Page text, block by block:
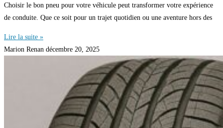
Choisir le bon pneu pour votre véhicule peut transformer votre expérience
de conduite. Que ce soit pour un trajet quotidien ou une aventure hors des
Lire la suite »
Marion Renan décembre 20, 2025